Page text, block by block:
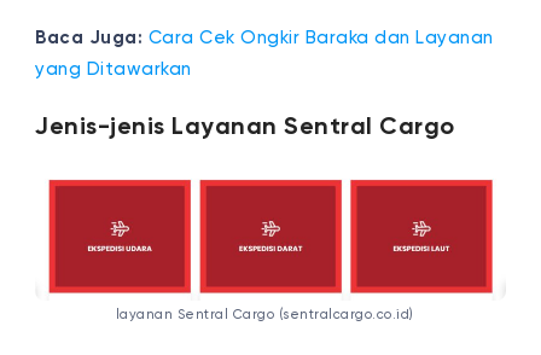
Baca Juga: Cara Cek Ongkir Baraka dan Layanan
yang Ditawarkan
Jenis-jenis Layanan Sentral Cargo
layanan Sentral Cargo (sentralcargo.co.id)